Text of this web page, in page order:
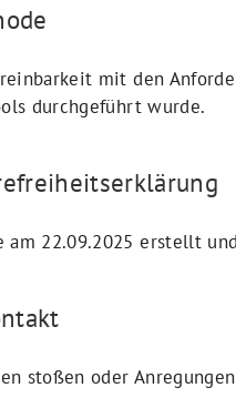
mit den
durchgeführt wurde.
am 22.09.2025 erstellt
stoßen oder